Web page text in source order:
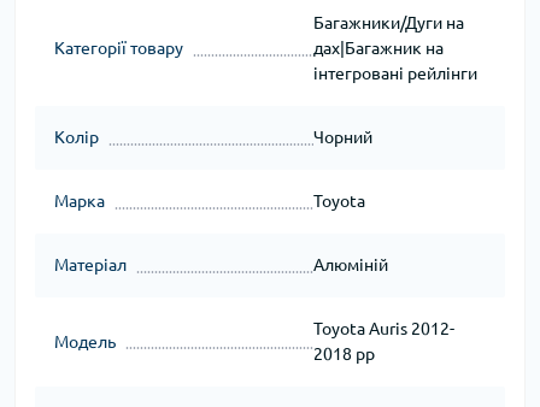
Категорії товару
Багажники/Дуги на
дах|Багажник на
інтегровані рейлінги
Колір Чорний
Марка Toyota
Матеріал Алюміній
Модель
Toyota Auris 2012-
2018 рр